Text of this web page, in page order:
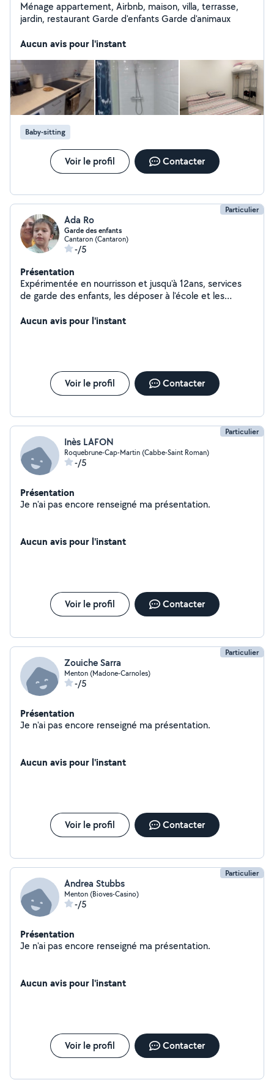
Ménage appartement, Airbnb, maison, villa, terrasse,
jardin, restaurant Garde d'enfants Garde d'animaux
Aucun avis pour l'instant
Baby-sitting
Voir le profil Contacter
Particulier
Ada Ro
Garde des enfants
Cantaron (Cantaron)
-/5
Présentation
Expérimentée en nourrisson et jusqu'à 12ans, services
de garde des enfants, les déposer à l'école et les
accompagne également a personnes en situation
permis B ainsi que voiture
Aucun avis pour l'instant
Voir le profil Contacter
Particulier
Inès LAFON
Roquebrune-Cap-Martin (Cabbe-Saint Roman)
-/5
Présentation
Je n'ai pas encore renseigné ma présentation.
Aucun avis pour l'instant
Voir le profil Contacter
Particulier
Zouiche Sarra
Menton (Madone-Carnoles)
-/5
Présentation
Je n'ai pas encore renseigné ma présentation.
Aucun avis pour l'instant
Voir le profil Contacter
Particulier
Andrea Stubbs
Menton (Bioves-Casino)
-/5
Présentation
Je n'ai pas encore renseigné ma présentation.
Aucun avis pour l'instant
Voir le profil Contacter